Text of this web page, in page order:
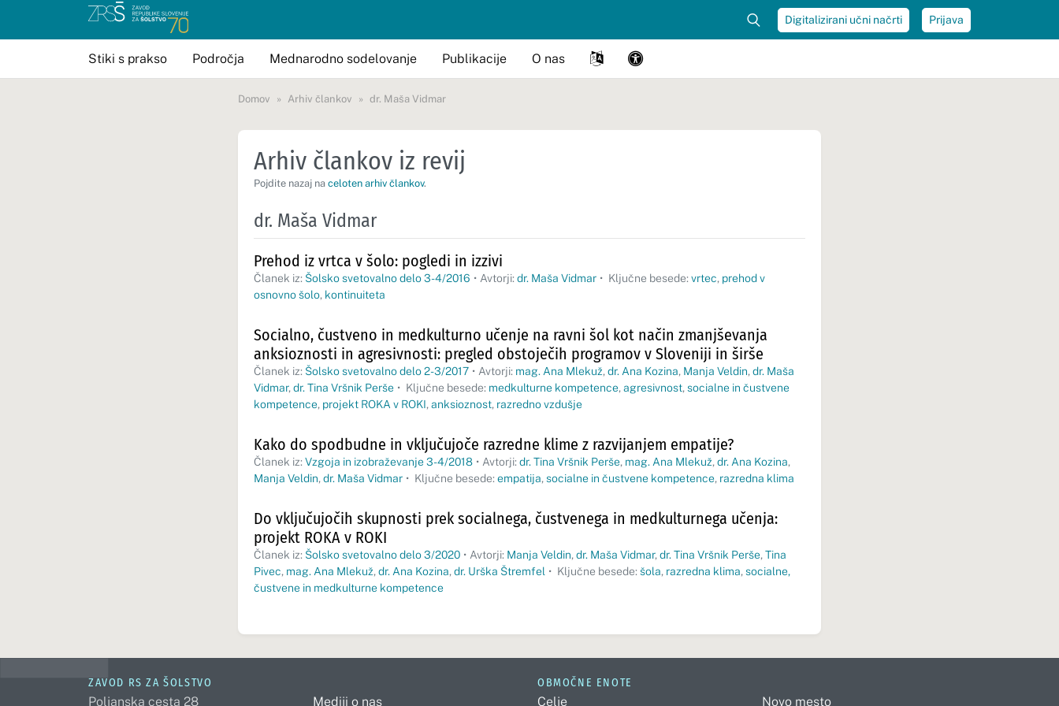
Digitalizirani učni načrti Prijava
Stiki s prakso Področja Mednarodno sodelovanje Publikacije O nas
Domov Arhiv člankov dr. Maša Vidmar
Arhiv člankov iz revij
Pojdite nazaj na celoten arhiv člankov.
dr. Maša Vidmar
Prehod iz vrtca v šolo: pogledi in izzivi
Članek iz: Šolsko svetovalno delo 3-4/2016 • Avtorji: dr. Maša Vidmar • Ključne besede: vrtec, prehod v
osnovno šolo, kontinuiteta
Socialno, čustveno in medkulturno učenje na ravni šol kot način zmanjševanja
anksioznosti in agresivnosti: pregled obstoječih programov v Sloveniji in širše
Članek iz: Šolsko svetovalno delo 2-3/2017 • Avtorji: mag. Ana Mlekuž, dr. Ana Kozina, Manja Veldin, dr. Maša
Vidmar, dr. Tina Vršnik Perše • Ključne besede: medkulturne kompetence, agresivnost, socialne in čustvene
kompetence, projekt ROKA v ROKI, anksioznost, razredno vzdušje
Kako do spodbudne in vključujoče razredne klime z razvijanjem empatije?
Članek iz: Vzgoja in izobraževanje 3-4/2018 • Avtorji: dr. Tina Vršnik Perše, mag. Ana Mlekuž, dr. Ana Kozina,
Manja Veldin, dr. Maša Vidmar • Ključne besede: empatija, socialne in čustvene kompetence, razredna klima
Do vključujočih skupnosti prek socialnega, čustvenega in medkulturnega učenja:
projekt ROKA v ROKI
Članek iz: Šolsko svetovalno delo 3/2020 • Avtorji: Manja Veldin, dr. Maša Vidmar, dr. Tina Vršnik Perše, Tina
Pivec, mag. Ana Mlekuž, dr. Ana Kozina, dr. Urška Štremfel • Ključne besede: šola, razredna klima, socialne,
čustvene in medkulturne kompetence
ZAVOD RS ZA ŠOLSTVO
Poljanska cesta 28 Mediji o nas
OBMOČNE ENOTE
Celje Novo mesto